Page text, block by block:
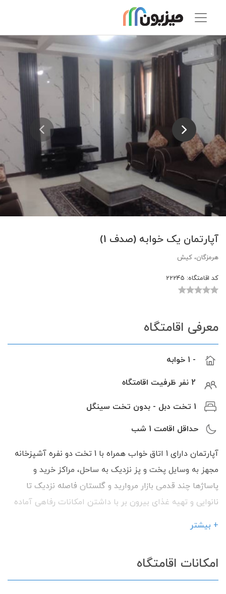
آپارتمان یک خوابه (صدف 1)
هرمزگان، کیش
کد اقامتگاه:
معرفی اقامتگاه
- 1 خوابه
2 نفر ظرفیت اقامتگاه
1 تخت دبل - بدون تخت سینگل
حداقل اقامت 1 شب
آپارتمان دارای 1 اتاق خواب همراه با 1 تخت دو نفره آشپزخانه
مجهز به وسایل پخت و پز نزدیک به ساحل، مراكز خريد و
پاساژها چند قدمی بازار مرواريد و گلستان فاصله نزدیک تا
نانوایی و تهيه غذای بیرون بر با داشتن امکانات رفاهی آماده
+ بیشتر
امکانات اقامتگاه